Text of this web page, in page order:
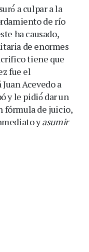
a culpar a la
de río
ha causado,
de enormes
tiene que
fue el
Acevedo a
y le pidió́ dar un
fórmula de juicio,
yasumir